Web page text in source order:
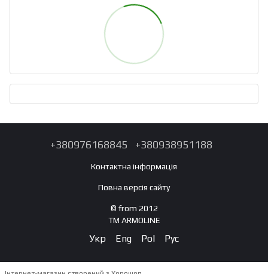
+380976168845 +380938951188
Контактна інформація
Повна версія сайту
© from 2012
TM ARMOLINE
Укр Eng Pol Рус